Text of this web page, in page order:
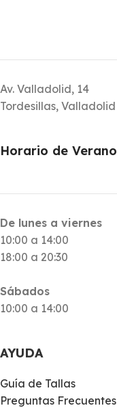
Av. Valladolid, 14
Tordesillas, Valladolid
Horario de Verano
De lunes a viernes
10:00 a 14:00
18:00 a 20:30
Sábados
10:00 a 14:00
AYUDA
Guía de Tallas
Preguntas Frecuentes